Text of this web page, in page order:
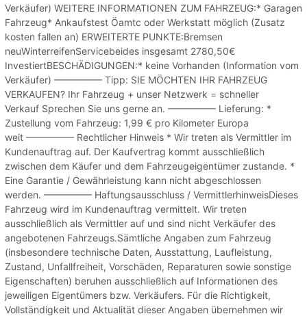
Verkäufer) WEITERE INFORMATIONEN ZUM FAHRZEUG:* Garagen
Fahrzeug* Ankaufstest Öamtc oder Werkstatt möglich (Zusatz
kosten fallen an) ERWEITERTE PUNKTE:Bremsen
neuWinterreifenServicebeides insgesamt 2780,50€
InvestiertBESCHÄDIGUNGEN:* keine Vorhanden (Information vom
Verkäufer) ————— Tipp: SIE MÖCHTEN IHR FAHRZEUG
VERKAUFEN? Ihr Fahrzeug + unser Netzwerk = schneller
Verkauf Sprechen Sie uns gerne an. ————— Lieferung: *
Zustellung vom Fahrzeug: 1,99 € pro Kilometer Europa
weit ————— Rechtlicher Hinweis * Wir treten als Vermittler im
Kundenauftrag auf. Der Kaufvertrag kommt ausschließlich
zwischen dem Käufer und dem Fahrzeugeigentümer zustande. *
Eine Garantie / Gewährleistung kann nicht abgeschlossen
werden. ————— Haftungsausschluss / VermittlerhinweisDieses
Fahrzeug wird im Kundenauftrag vermittelt. Wir treten
ausschließlich als Vermittler auf und sind nicht Verkäufer des
angebotenen Fahrzeugs.Sämtliche Angaben zum Fahrzeug
(insbesondere technische Daten, Ausstattung, Laufleistung,
Zustand, Unfallfreiheit, Vorschäden, Reparaturen sowie sonstige
Eigenschaften) beruhen ausschließlich auf Informationen des
jeweiligen Eigentümers bzw. Verkäufers. Für die Richtigkeit,
Vollständigkeit und Aktualität dieser Angaben übernehmen wir